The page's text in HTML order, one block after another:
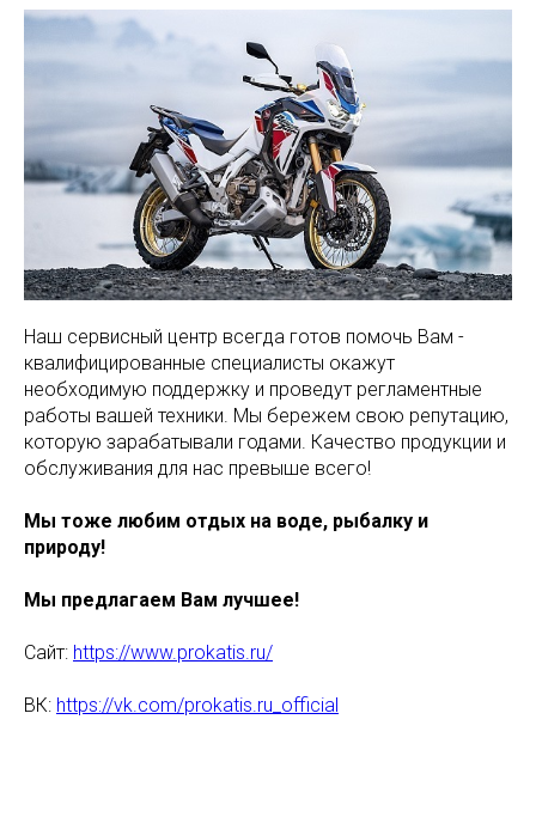
Наш сервисный центр всегда готов помочь Вам -
квалифицированные специалисты окажут
необходимую поддержку и проведут регламентные
работы вашей техники. Мы бережем свою репутацию,
которую зарабатывали годами. Качество продукции и
обслуживания для нас превыше всего!
Мы тоже любим отдых на воде, рыбалку и
природу!
Мы предлагаем Вам лучшее!
Сайт: https://www.prokatis.ru/
ВК: https://vk.com/prokatis.ru_official